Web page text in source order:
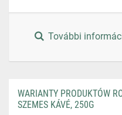
További
WARIANTY PRODUKTÓW
SZEMES KÁVÉ, 250G